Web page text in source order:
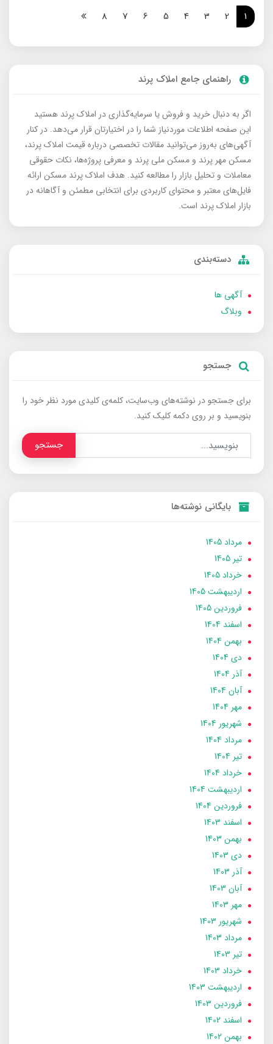
1
2
3
4
5
6
7
8
راهنمای جامع املاک پرند
اگر به دنبال خرید و فروش یا سرمایه‌گذاری در املاک پرند هستید
این صفحه اطلاعات موردنیاز شما را در اختیارتان قرار می‌دهد. در کنار
آگهی‌های به‌روز می‌توانید مقالات تخصصی درباره قیمت املاک پرند،
مسکن مهر پرند و مسکن ملی پرند و معرفی پروژه‌ها، نکات حقوقی
معاملات و تحلیل بازار را مطالعه کنید. هدف املاک پرند مسکن ارائه
فایل‌های معتبر و محتوای کاربردی برای انتخابی مطمئن و آگاهانه در
بازار املاک پرند است.
دسته‌بندی
آگهی ها
وبلاگ
جستجو
برای جستجو در نوشته‌های وب‌سایت، کلمه‌ی کلیدی مورد نظر خود را
بنویسید و بر روی دکمه کلیک کنید.
جستجو
بایگانی نوشته‌ها
مرداد 1405
تير 1405
خرداد 1405
ارديبهشت 1405
فروردین 1405
اسفند 1404
بهمن 1404
دی 1404
آذر 1404
آبان 1404
مهر 1404
شهریور 1404
مرداد 1404
تير 1404
خرداد 1404
ارديبهشت 1404
فروردین 1404
اسفند 1403
بهمن 1403
دی 1403
آذر 1403
آبان 1403
مهر 1403
شهریور 1403
مرداد 1403
تير 1403
خرداد 1403
ارديبهشت 1403
فروردین 1403
اسفند 1402
بهمن 1402